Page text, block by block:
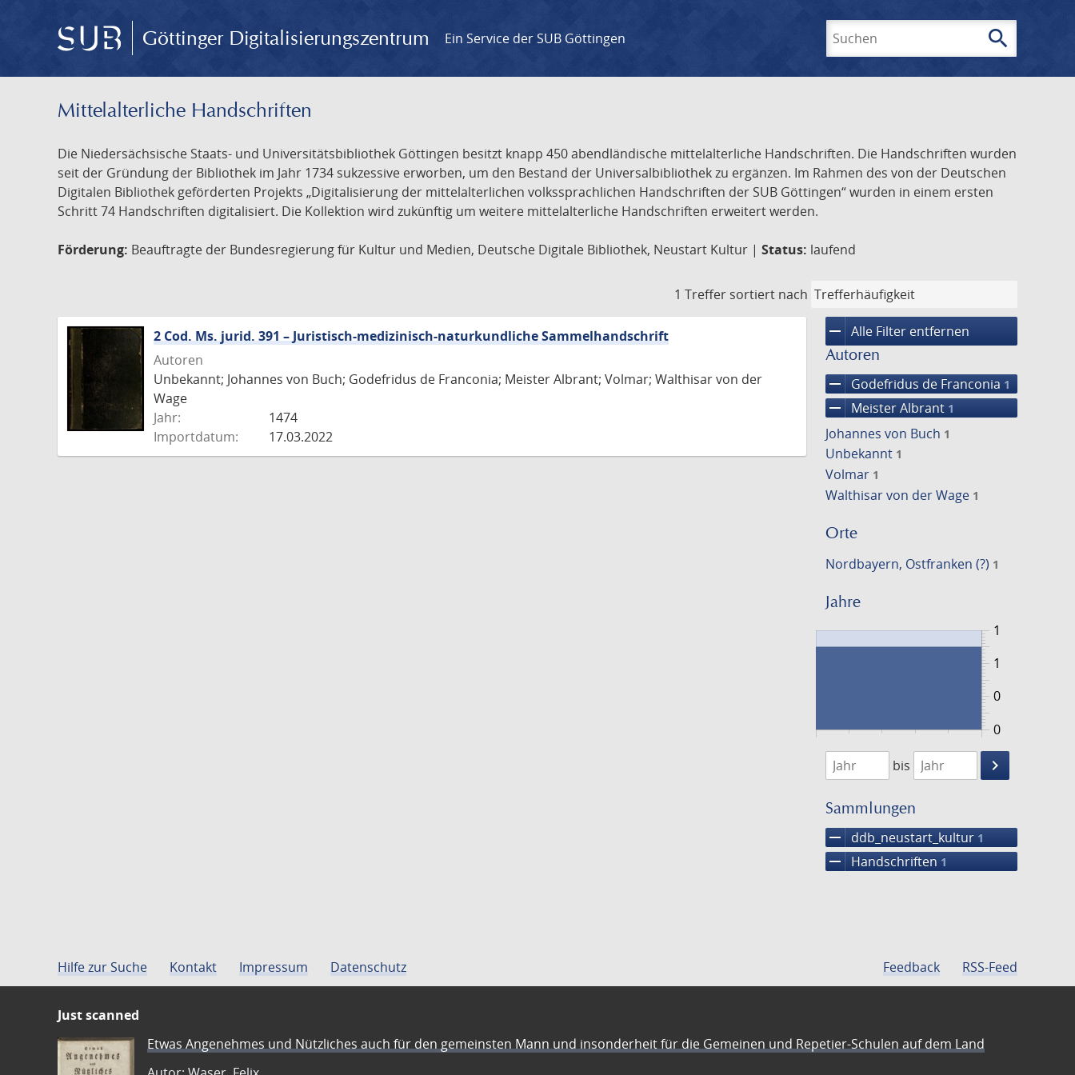
Göttinger Digitalisierungszentrum Ein Service der SUB Göttingen search
Mittelalterliche Handschriften
Die Niedersächsische Staats- und Universitätsbibliothek Göttingen besitzt knapp 450 abendländische mittelalterliche Handschriften. Die Handschriften wurden
seit der Gründung der Bibliothek im Jahr 1734 sukzessive erworben, um den Bestand der Universalbibliothek zu ergänzen. Im Rahmen des von der Deutschen
Digitalen Bibliothek geförderten Projekts „Digitalisierung der mittelalterlichen volkssprachlichen Handschriften der SUB Göttingen“ wurden in einem ersten
Schritt 74 Handschriften digitalisiert. Die Kollektion wird zukünftig um weitere mittelalterliche Handschriften erweitert werden.
Förderung: Beauftragte der Bundesregierung für Kultur und Medien, Deutsche Digitale Bibliothek, Neustart Kultur | Status: laufend
1 Treffer sortiert nach
remove Alle Filter entfernen
Autoren
remove Godefridus de Franconia 1
remove Meister Albrant 1
Johannes von Buch 1
Unbekannt 1
Volmar 1
Walthisar von der Wage 1
Orte
Nordbayern, Ostfranken (?) 1
Jahre
0
1
0
1
1474
1475
bis
keyboard_arrow_right
Suche
Sammlungen
remove ddb_neustart_kultur 1
remove Handschriften 1
2 Cod. Ms. jurid. 391 – Juristisch-medizinisch-naturkundliche Sammelhandschrift
Autoren
Unbekannt; Johannes von Buch; Godefridus de Franconia; Meister Albrant; Volmar; Walthisar von der
Wage
Jahr:
1474
Importdatum:
17.03.2022
Hilfe zur Suche Kontakt Impressum Datenschutz Feedback RSS-Feed
Just scanned
Etwas Angenehmes und Nützliches auch für den gemeinsten Mann und insonderheit für die Gemeinen und Repetier-Schulen auf dem Land